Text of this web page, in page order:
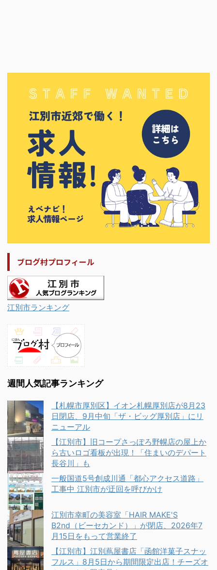
ブログ村プロフィール
江別市ランキング
週間人気記事ランキング
【札幌市厚別区】イオン札幌厚別店が8月23
日閉店、9月中旬「ザ・ビッグ厚別店」にリ
ニューアル
【江別市】旧コープさっぽろ野幌店の屋上か
ら古いロゴ看板が出現！「住まいのデパート
長谷川」も
一般国道5号創成川通「都心アクセス道路」
工事中 江別市が迂回を呼びかけ
江別市幸町の美容室「HAIR MAKE'S
B2nd（ビーセカンド）」が閉店、2026年7
月15日をもって営業終了
【江別市】江別蔦屋書店「函館洋菓子スナッ
フルス」8月5日から期間限定出店！チーズオ